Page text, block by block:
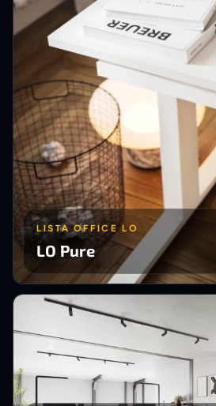
LISTA OFFICE LO
LO Pure